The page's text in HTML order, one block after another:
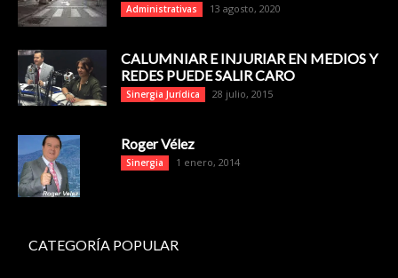
Administrativas 13 agosto, 2020
CALUMNIAR E INJURIAR EN MEDIOS Y
REDES PUEDE SALIR CARO
Sinergia Jurídica 28 julio, 2015
Roger Vélez
Sinergia 1 enero, 2014
CATEGORÍA POPULAR